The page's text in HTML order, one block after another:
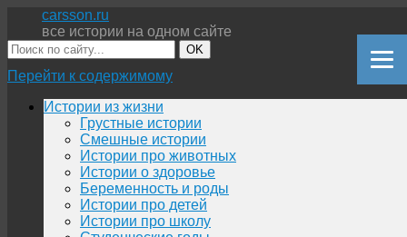
carsson.ru
все истории на одном сайте
OK
Перейти к содержимому
Истории из жизни
Грустные истории
Смешные истории
Истории про животных
Истории о здоровье
Беременность и роды
Истории про детей
Истории про школу